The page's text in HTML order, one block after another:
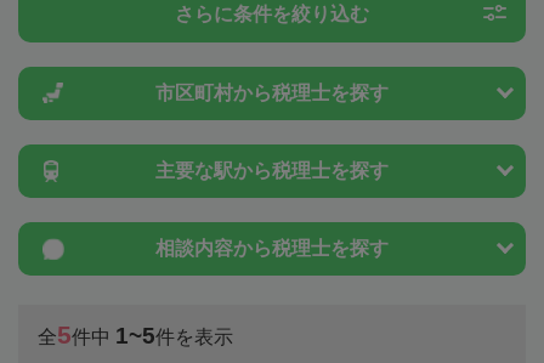
さらに条件を絞り込む
市区町村から税理士を探す
主要な駅から税理士を探す
相談内容から税理士を探す
全5件中 1~5件を表示